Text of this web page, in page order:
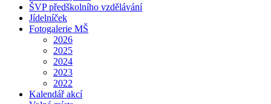
ŠVP předškolního vzdělávání
Jídelníček
Fotogalerie MŠ
2026
2025
2024
2023
2022
Kalendář akcí